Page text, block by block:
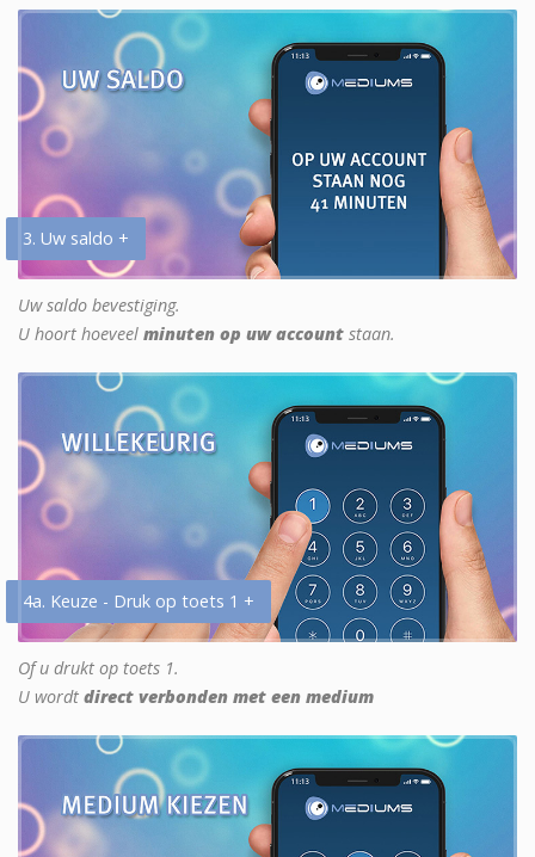
3. Uw saldo +
Uw saldo bevestiging.
U hoort hoeveel minuten op uw account staan.
4a. Keuze - Druk op toets 1 +
Of u drukt op toets 1.
U wordt direct verbonden met een medium